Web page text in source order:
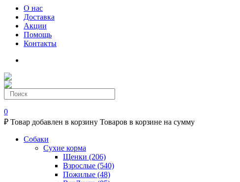
О нас
Доставка
Акции
Помощь
Контакты
0
₽ Товар добавлен в корзину Товаров в корзине на сумму
Собаки
Сухие корма
Щенки (206)
Взрослые (540)
Пожилые (48)